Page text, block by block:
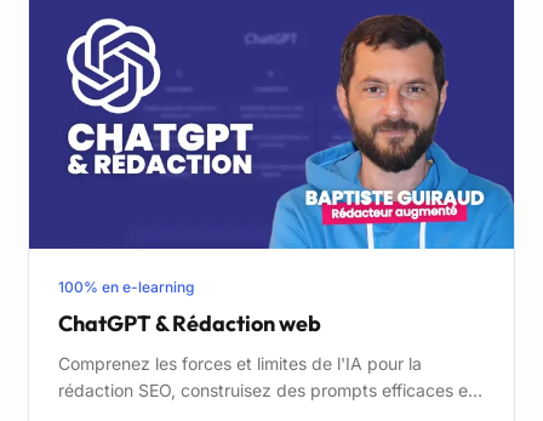
100% en e-learning
ChatGPT & Rédaction web
Comprenez les forces et limites de l'IA pour la
rédaction SEO, construisez des prompts efficaces et